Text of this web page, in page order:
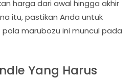
harga dari awal hingga akhir
itu, pastikan Anda untuk
marubozu ini muncul pada
Yang Harus